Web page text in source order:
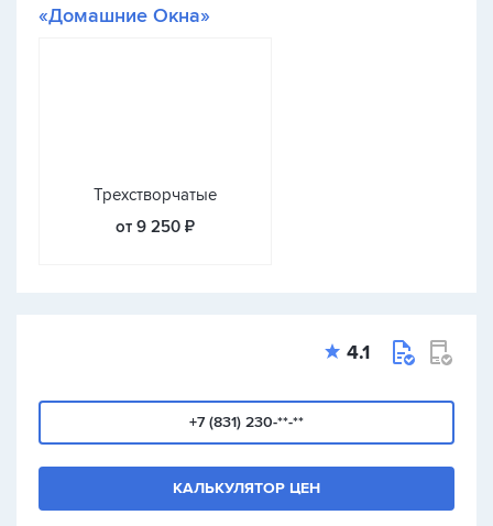
«Домашние Окна»
Трехстворчатые
от 9 250 ₽
4.1
+7 (831) 230-**-**
КАЛЬКУЛЯТОР ЦЕН